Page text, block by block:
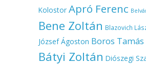
Kolostor Apró Ferenc
Bene Zoltán Blazovich
József Ágoston Boros Tamás
Bátyi Zoltán Diószegi